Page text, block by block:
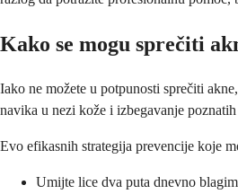
Kako se mogu sprečiti
Iako ne možete u potpunosti sprečiti
navika u nezi kože i izbegavanje
Evo efikasnih strategija prevencije koje
Umijte lice dva puta dnevno